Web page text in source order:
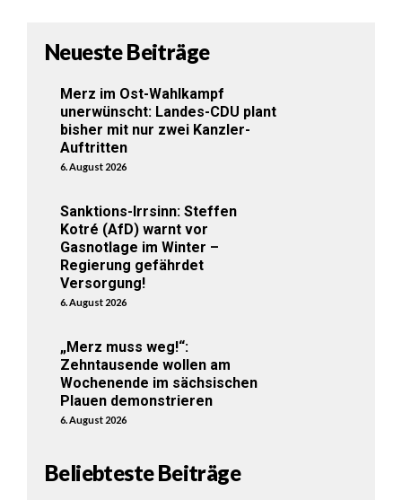
Neueste Beiträge
Merz im Ost-Wahlkampf
unerwünscht: Landes-CDU plant
bisher mit nur zwei Kanzler-
Auftritten
6. August 2026
Sanktions-Irrsinn: Steffen
Kotré (AfD) warnt vor
Gasnotlage im Winter –
Regierung gefährdet
Versorgung!
6. August 2026
„Merz muss weg!“:
Zehntausende wollen am
Wochenende im sächsischen
Plauen demonstrieren
6. August 2026
Beliebteste Beiträge